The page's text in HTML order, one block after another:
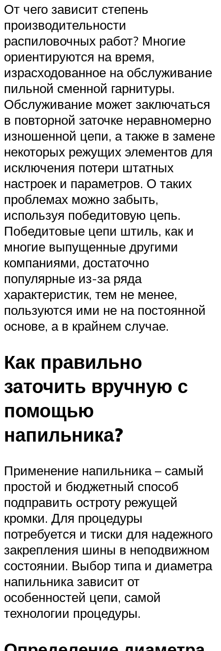
От чего зависит степень
производительности
распиловочных работ? Многие
ориентируются на время,
израсходованное на обслуживание
пильной сменной гарнитуры.
Обслуживание может заключаться
в повторной заточке неравномерно
изношенной цепи, а также в замене
некоторых режущих элементов для
исключения потери штатных
настроек и параметров. О таких
проблемах можно забыть,
используя победитовую цепь.
Победитовые цепи штиль, как и
многие выпущенные другими
компаниями, достаточно
популярные из-за ряда
характеристик, тем не менее,
пользуются ими не на постоянной
основе, а в крайнем случае.
Как правильно
заточить вручную с
помощью
напильника?
Применение напильника – самый
простой и бюджетный способ
подправить остроту режущей
кромки. Для процедуры
потребуется и тиски для надежного
закрепления шины в неподвижном
состоянии. Выбор типа и диаметра
напильника зависит от
особенностей цепи, самой
технологии процедуры.